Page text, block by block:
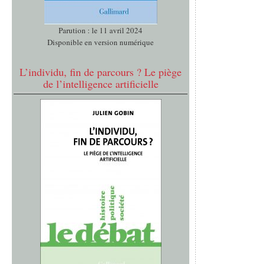
Parution : le 11 avril 2024
Disponible en version numérique
L’individu, fin de parcours ? Le piège
de l’intelligence artificielle